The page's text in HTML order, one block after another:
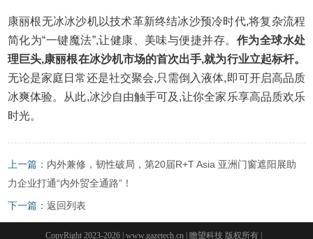
康丽根无冰冰沙机以技术革新终结冰沙预冷时代,将复杂流程
简化为“一键魔法”,让健康、美味与便捷并存。 作为全球水处
理巨头,康丽根在冰沙机市场的首次出手,就为行业立起标杆。
无论是家庭日常还是社交聚会,只需倒入液体,即可开启高品质
冰爽体验。从此,冰沙自由触手可及,让你全家乐享高品质欢乐
时光。
上一篇： 内外兼修，韧性破局，第20届R+T Asia 亚洲门窗遮阳展助
力企业打通“内外贸全通路”！
下一篇：返回列表
CopyRight 2023-2026 | www.gazetech.cn | 瞻望科技 版权所有 |